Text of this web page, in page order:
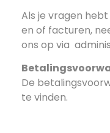
Als je vragen
en of facturen,
ons op via
De
te vinden.